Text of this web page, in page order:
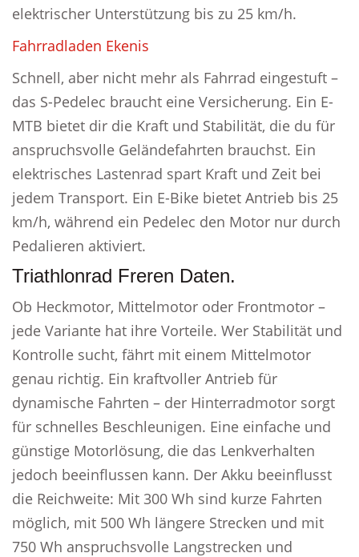
elektrischer Unterstützung bis zu 25 km/h.
Fahrradladen Ekenis
Schnell, aber nicht mehr als Fahrrad eingestuft –
das S-Pedelec braucht eine Versicherung. Ein E-
MTB bietet dir die Kraft und Stabilität, die du für
anspruchsvolle Geländefahrten brauchst. Ein
elektrisches Lastenrad spart Kraft und Zeit bei
jedem Transport. Ein E-Bike bietet Antrieb bis 25
km/h, während ein Pedelec den Motor nur durch
Pedalieren aktiviert.
Triathlonrad Freren Daten.
Ob Heckmotor, Mittelmotor oder Frontmotor –
jede Variante hat ihre Vorteile. Wer Stabilität und
Kontrolle sucht, fährt mit einem Mittelmotor
genau richtig. Ein kraftvoller Antrieb für
dynamische Fahrten – der Hinterradmotor sorgt
für schnelles Beschleunigen. Eine einfache und
günstige Motorlösung, die das Lenkverhalten
jedoch beeinflussen kann. Der Akku beeinflusst
die Reichweite: Mit 300 Wh sind kurze Fahrten
möglich, mit 500 Wh längere Strecken und mit
750 Wh anspruchsvolle Langstrecken und